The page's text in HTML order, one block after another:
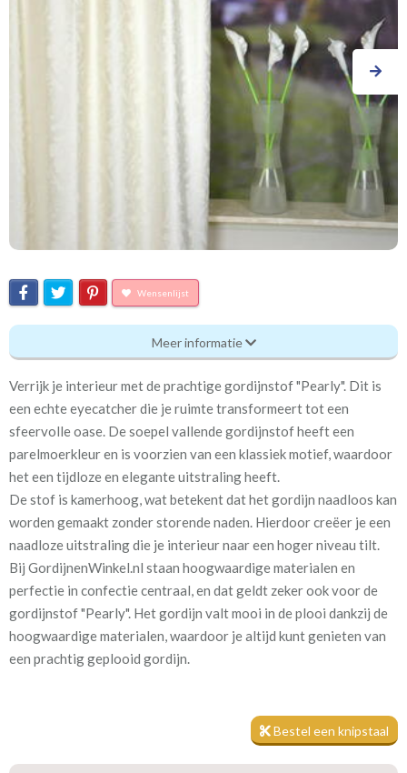
Wensenlijst
Gerster Pearly 7613-2
Eigenschappen gordijnstof
Artikelnummer Gerster Pearly 7613-2
Kamerhoog 280 cm
Meestal eerder, maar houd
rekening met
circa 2-3 weken
Materiaal: Polyestersatijn
voor een aangename sfeer, zowel overdag als 's nachts. Je kunt
genieten van het verschil tussen dag en nacht, waarbij het
gordijn de gewenste privacy en comfort biedt.
Meer informatie
Verrijk je interieur met de prachtige gordijnstof "Pearly". Dit is
een echte eyecatcher die je ruimte transformeert tot een
sfeervolle oase. De soepel vallende gordijnstof heeft een
parelmoerkleur en is voorzien van een klassiek motief, waardoor
het een tijdloze en elegante uitstraling heeft.
De stof is kamerhoog, wat betekent dat het gordijn naadloos kan
worden gemaakt zonder storende naden. Hierdoor creëer je een
naadloze uitstraling die je interieur naar een hoger niveau tilt.
Bij GordijnenWinkel.nl staan hoogwaardige materialen en
perfectie in confectie centraal, en dat geldt zeker ook voor de
gordijnstof "Pearly". Het gordijn valt mooi in de plooi dankzij de
hoogwaardige materialen, waardoor je altijd kunt genieten van
een prachtig geplooid gordijn.
Bestel een knipstaal